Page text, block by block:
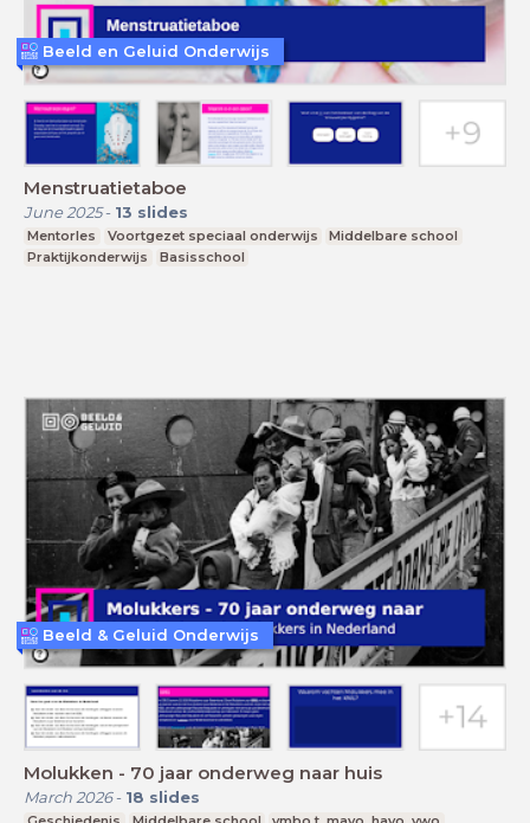
Menstruatietaboe
June 2025- 13 slides
Mentorles Voortgezet speciaal onderwijs
Middelbare school
Praktijkonderwijs
Basisschool
Beeld en Geluid Onderwijs
Molukken - 70 jaar onderweg naar huis
March 2026- 18 slides
Beeld & Geluid Onderwijs